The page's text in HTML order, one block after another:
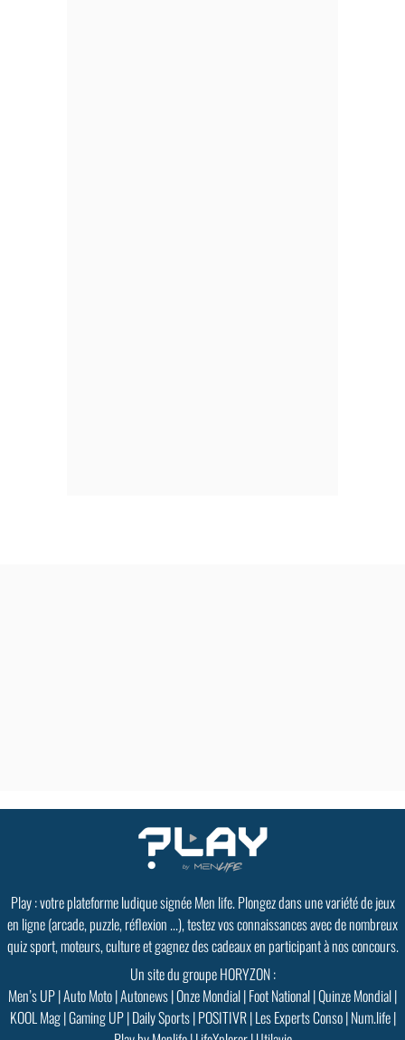
Play : votre plateforme ludique signée Men life. Plongez dans une variété de jeux
en ligne (arcade, puzzle, réflexion ...), testez vos connaissances avec de nombreux
quiz sport, moteurs, culture et gagnez des cadeaux en participant à nos concours.
Un site du groupe HORYZON :
Men’s UP|Auto Moto|Autonews|Onze Mondial|Foot National|Quinze Mondial|
KOOL Mag|Gaming UP|Daily Sports|POSITIVR|Les Experts Conso|Num.life|